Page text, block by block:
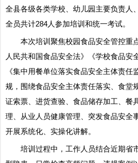
全县各级各类学校、幼儿园主要负责人
全员共计284人参加培训和统一考试。
本次培训聚焦校园食品安全管控重
人民共和国食品安全法》《学校食品安
《集中用餐单位落实食品安全主体责任
规，围绕食品安全主体责任落实、食堂
证索票、进货查验、食品储存加工、餐
理、从业人员健康管理、突发食品安全
开展系统化、实操化讲解。
培训过程中，工作人员结合近期省